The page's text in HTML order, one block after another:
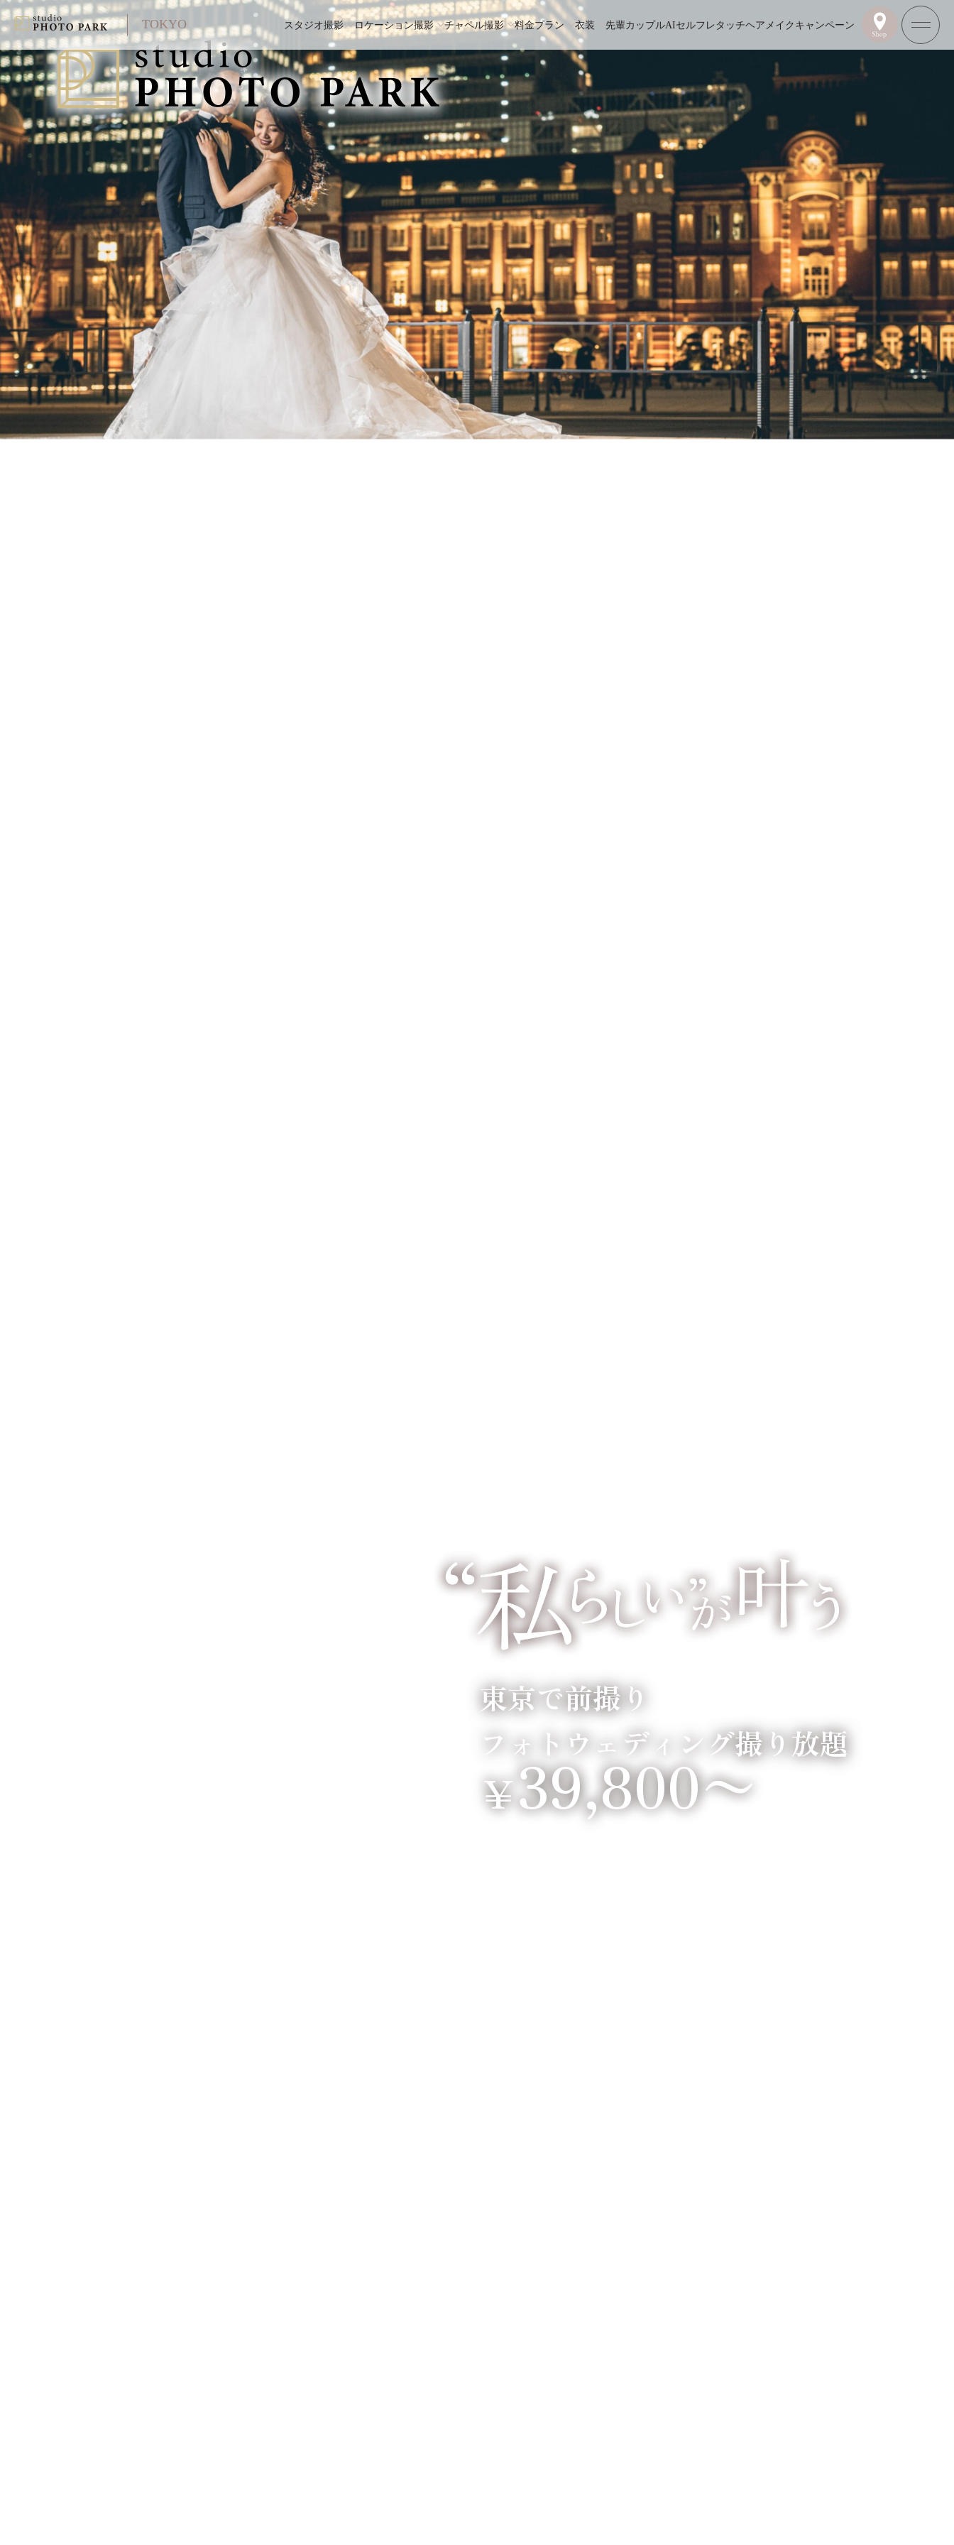
TOKYO スタジオ撮影 ロケーション撮影 チャペル撮影 料金プラン 衣装 先輩カップルAIセルフレタッチヘアメイク キャンペーン
東京で前撮り
フォトウェディング撮り放題
￥39,800〜